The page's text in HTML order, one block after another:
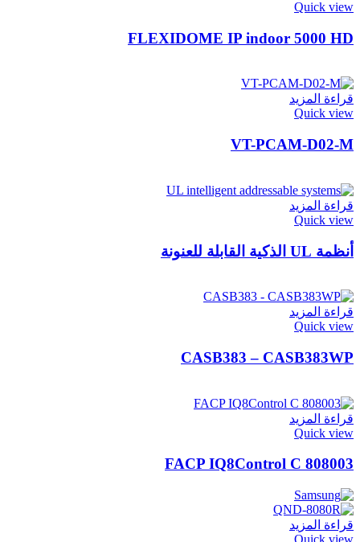
Quick view
FLEXIDOME IP indoor 5000 HD
قراءة المزيد
Quick view
VT-PCAM-D02-M
قراءة المزيد
Quick view
أنظمة UL الذكية القابلة للعنونة
قراءة المزيد
Quick view
CASB383 – CASB383WP
قراءة المزيد
Quick view
FACP IQ8Control C 808003
قراءة المزيد